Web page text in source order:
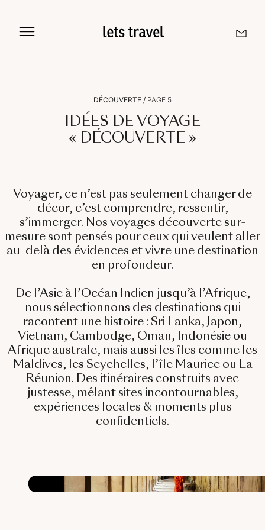
contenu
Maldives
Île Maurice
Seychelles
Bali & Indonésie
Cambodge
Laos
Thaïlande
Vietnam
Abu Dhabi
DÉCOUVERTE / PAGE 5
IDÉES DE VOYAGE
« DÉCOUVERTE »
Voyager, ce n’est pas seulement changer de
décor, c’est comprendre, ressentir,
s’immerger. Nosvoyages découverte sur-
mesuresont pensés pour ceux qui veulent aller
au-delà des évidences et vivre une destination
en profondeur.
De l’Asie à l’Océan Indien jusqu’à l’Afrique,
nous sélectionnons des destinations qui
racontent une histoire : Sri Lanka, Japon,
Vietnam, Cambodge, Oman, Indonésie ou
Afrique australe, mais aussi les îles comme les
Maldives, les Seychelles, l’île Maurice ou La
Réunion. Des itinéraires construits avec
justesse, mêlant sites incontournables,
expériences locales & moments plus
confidentiels.